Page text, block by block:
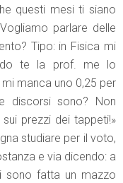
questi mesi ti siano
parlare delle
Tipo: in Fisica mi
te la prof. me lo
manca uno 0,25 per
discorsi sono? Non
prezzi dei tappeti!»
studiare per il voto,
e via dicendo: a
sono fatta un mazzo